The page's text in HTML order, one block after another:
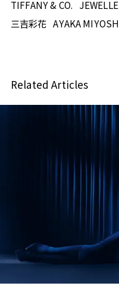
TIFFANY & CO.
三吉彩花 AYAKA
Related Articles